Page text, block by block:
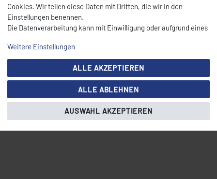
TECHNISCHE DATEN
HINWEISE
Cookies. Wir teilen diese Daten mit Dritten, die wir in den
Einstellungen benennen.
Die Datenverarbeitung kann mit Einwilligung oder aufgrund eines
oder abgelehnt werden. Es besteht das Recht, nicht einzuwilligen
und die Einwilligung zu einem späteren Zeitpunkt zu ändern oder
zu widerrufen. Beachten Sie unserImpressum
Hinweise zur Verwendung personenbezogener Daten in unserer
Weitere Einstellungen
ALLE AKZEPTIEREN
ALLE ABLEHNEN
AUSWAHL AKZEPTIEREN